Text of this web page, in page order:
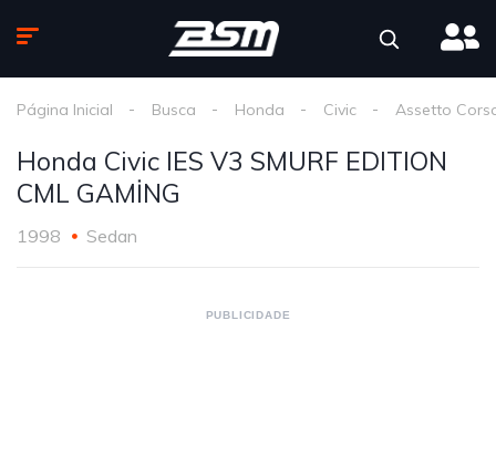
Página Inicial Busca Honda Civic Assetto
Honda Civic IES V3 SMURF EDITION
CML GAMİNG
1998 Sedan
PUBLICIDADE